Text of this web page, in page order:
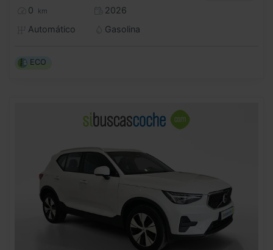
0 km
2026
Automático
Gasolina
ECO